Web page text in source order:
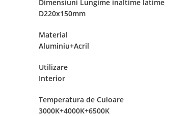
Dimensiuni Lungime inaltime latime
D220x150mm
Material
Aluminiu+Acril
Utilizare
Interior
Temperatura de Culoare
3000K+4000K+6500K